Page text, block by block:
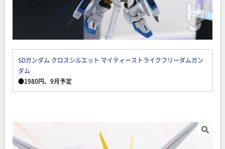
SDガンダム クロスシルエット マイティーストライクフリーダムガン
ダム
●1980円、9月予定